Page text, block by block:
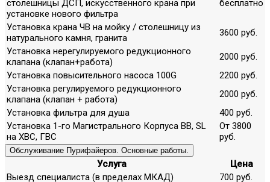
столешницы ДСП, искусственного крана при
установке нового фильтра
бесплатно
Установка крана ЧВ на мойку / столешницу из
натурального камня, гранита
3600 руб.
Установка нерегулируемого редукционного
клапана (клапан+работа)
2000 руб.
Установка повысительного насоса 100G
2200 руб.
Установка регулируемого редукционного
клапана (клапан + работа)
2000 руб.
Установка фильтра для душа
400 руб.
Установка 1-го Магистрального Корпуса ВВ, SL
на ХВС, ГВС
От 3800
руб.
Обслуживание Пурифайеров. Основные работы.
Услуга
Цена
Выезд специалиста (в пределах МКАД)
700 руб.